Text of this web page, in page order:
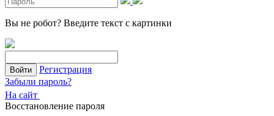
Вы не робот? Введите текст с картинки
Войти
Регистрация
Забыли пароль?
На сайт
Восстановление пароля